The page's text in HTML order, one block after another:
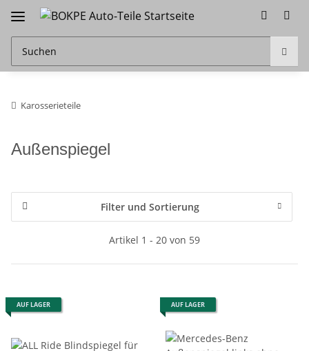
Karosserieteile
Außenspiegel
Filter und Sortierung
Artikel 1 - 20 von 59
AUF LAGER AUF LAGER